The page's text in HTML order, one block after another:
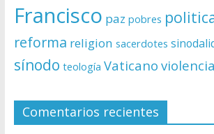
Francisco paz pobres
reforma religion sacerdotes
sínodo teología Vaticano violencia
Comentarios recientes